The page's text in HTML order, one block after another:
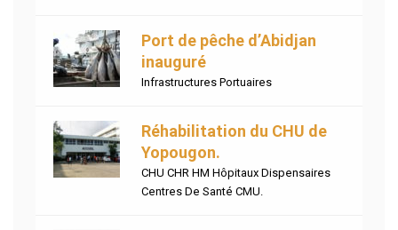
Port de pêche d’Abidjan
inauguré
Infrastructures Portuaires
Réhabilitation du CHU de
Yopougon.
CHU CHR HM Hôpitaux Dispensaires
Centres De Santé CMU.